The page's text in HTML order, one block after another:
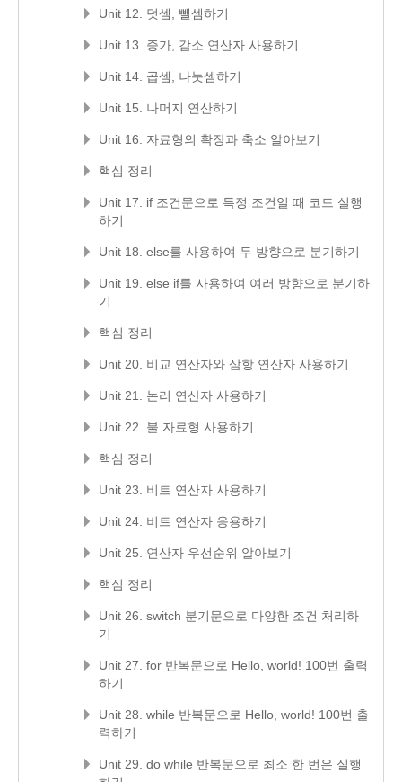
Unit 12. 덧셈, 뺄셈하기
Unit 13. 증가, 감소 연산자 사용하기
Unit 14. 곱셈, 나눗셈하기
Unit 15. 나머지 연산하기
Unit 16. 자료형의 확장과 축소 알아보기
핵심 정리
Unit 17. if 조건문으로 특정 조건일 때 코드 실행
하기
Unit 18. else를 사용하여 두 방향으로 분기하기
Unit 19. else if를 사용하여 여러 방향으로 분기하
기
핵심 정리
Unit 20. 비교 연산자와 삼항 연산자 사용하기
Unit 21. 논리 연산자 사용하기
Unit 22. 불 자료형 사용하기
핵심 정리
Unit 23. 비트 연산자 사용하기
Unit 24. 비트 연산자 응용하기
Unit 25. 연산자 우선순위 알아보기
핵심 정리
Unit 26. switch 분기문으로 다양한 조건 처리하
기
Unit 27. for 반복문으로 Hello, world! 100번 출력
하기
Unit 28. while 반복문으로 Hello, world! 100번 출
력하기
Unit 29. do while 반복문으로 최소 한 번은 실행